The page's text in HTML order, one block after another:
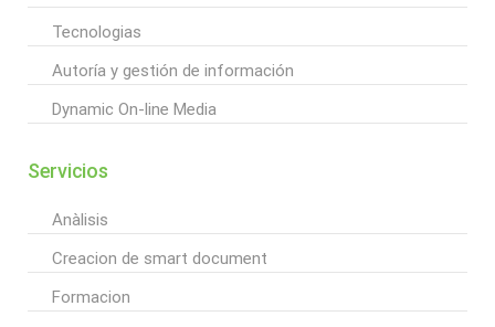
Tecnologias
Autoría y gestión de información
Dynamic On-line Media
Servicios
Anàlisis
Creacion de smart document
Formacion